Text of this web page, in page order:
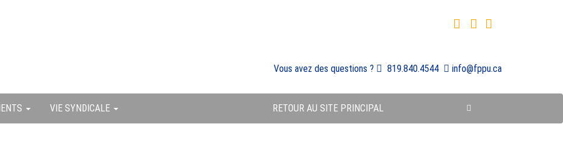
Vous avez des questions ? 819.840.4544 info@fppu.ca
VIE SYNDICALE RETOUR AU SITE PRINCIPAL